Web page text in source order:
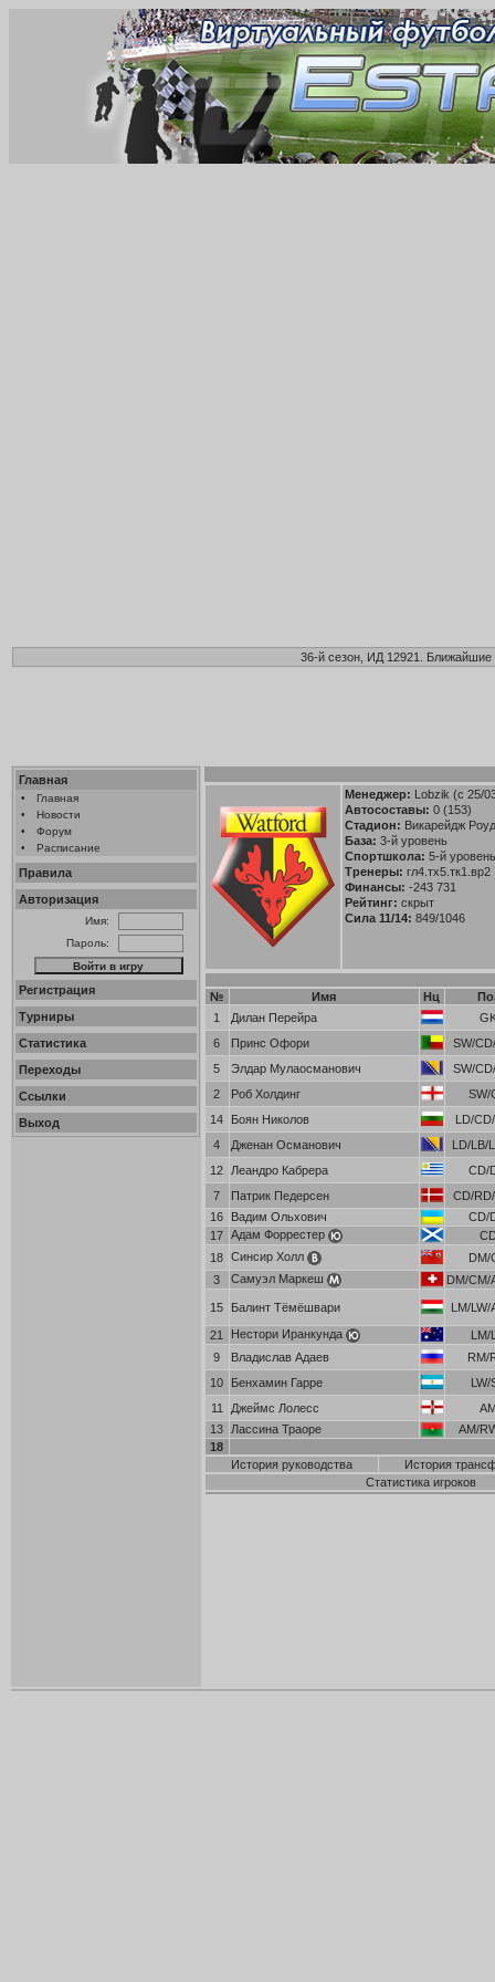
36-й сезон, ИД 12921.
Главная
•
Главная
•
Новости
•
Форум
•
Расписание
Правила
Авторизация
Имя:
Пароль:
Регистрация
Турниры
Статистика
Переходы
Ссылки
Выход
Менеджер: Lobzik (с 25/
Автосоставы: 0 (153)
Стадион: Викарейдж
База: 3-й уровень
Спортшкола: 5-й
Тренеры: гл4.тх5.тк1.вр2
Финансы: -243 731
Рейтинг: скрыт
Сила 11/14: 849/1046
№ Имя Нц
1
Дилан Перейра
6
Принс Офори
SW/
5
Элдар Мулаосманович
SW/
2
Роб Холдинг
SW/
14
Боян Николов
LD/
4
Дженан Османович
LD/LB/
12
Леандро Кабрера
CD/
7
Патрик Педерсен
CD/
16
Вадим Ольхович
CD/
17 Адам Форрестер
18 Синсир Холл
DM/
3
Самуэл Маркеш DM/CM/
15 Балинт Тёмёшвари LM/LW/
21 Нестори Иранкунда
LM/
9
Владислав Адаев
RM/
10
Бенхамин Гарре
LW/
11
Джеймс Лолесс
13
Лассина Траоре
AM/
18
История руководства
История
Статистика игроков